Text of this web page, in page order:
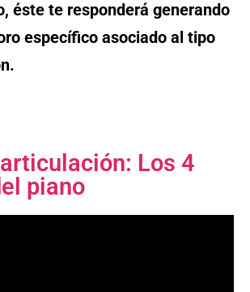
éste te responderá generando
específico asociado al tipo
Los 4
piano